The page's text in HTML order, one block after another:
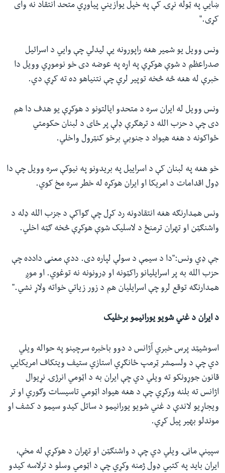
ښایي په ټوله نړۍ کې په خپل یوازیني پیاوړي متحد انتقاد نه وای
کړی."
ونس وویل یو شمیر هغه راپورونه یې لیدلي چې وایي د اسرائیل
صدراعظم د شوې هوکړې په اړه په عوضه دی خو نوموړي وویل دا
خبرې له هغه څه څخه توپیر لري چې نتنیاهو ده ته کړې دي.
ونس وویل له ایران سره د متحدو ایالتونو د هوکړې یو هدف دا هم
دی چې د حزب الله د ترهګرې ډلې پر ځای د لبنان حکومتي
ځواکونه د هغه هیواد د جنوبي برخو کنټرول واخلي.
خو هغه په لبنان کې د اسراییل په بریدونو په نیوکې سره وویل چې دا
ډول اقدامات د امریکا او ایران هوکړه له خطر سره مخ کوي.
ونس همدارنګه هغه انتقادونه رد کړل چې ګواکې د جزب الله ډله د
واشنګټن او تهران ترمنځ د لاسلیک شوې هوکړې څخه ګټه اخلي.
جې ډي ونس:"دا د سیمې د سولې لپاره دی. ددې معنی دادده چې
حزب الله به پر اسرایلیانو راکټونه او ډرونونه نه توغوي. او موږ
همدارنګه توقع لرو چې اسرایلیان هم د زور زیاتي خواته ولاړ نشي."
د ایران د غني شویو یورانیمو برخلیک
اسوشیټد پرس خبري آژانس د دوو باخبره سرچینو په حواله ویلي
دي چې د ولسمشر ټرمپ ځانګړي استازي ستیف ویتکاف امریکایي
قانون جوړونکو ته ویلي دي چې ایران به د اټومي انرژۍ نړیوال
اژانس ته بلنه ورکړي چې د هغه هیواد اټومي تاسیسات وګوري او تر
ویجاړیو لاندې د غني شویو یورانیمو د ساتل کیدو سیمو د کشف او
موندلو بهیر پیل کړي.
سپینې ماڼۍ ویلي دي چې د واشنګټن او تهران د هوکړې له مخې،
ایران باید په کتبي ډول ژمنه وکړي چې د اټومي وسلو د ترلاسه کیدو